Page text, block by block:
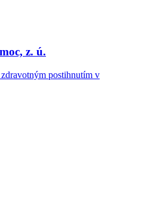
z. ú.
postihnutím v